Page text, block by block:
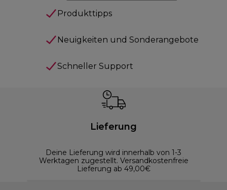
Produkttipps
Neuigkeiten und Sonderangebote
Schneller Support
Lieferung
Deine Lieferung wird innerhalb von 1-3
Werktagen zugestellt. Versandkostenfreie
Lieferung ab 49,00€